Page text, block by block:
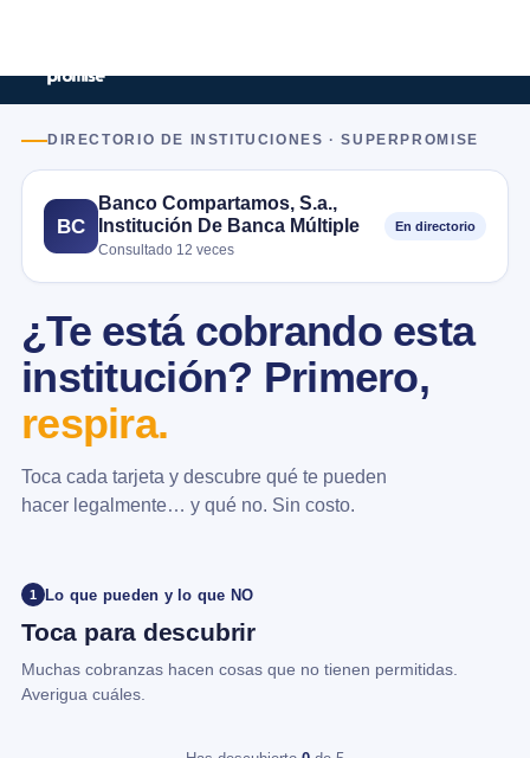
DIRECTORIO DE INSTITUCIONES · SUPERPROMISE
BC
Banco Compartamos, S.a.,
Institución De Banca Múltiple
Consultado 12 veces
En directorio
¿Te está cobrando esta
institución? Primero,
respira.
Toca cada tarjeta y descubre qué te pueden
hacer legalmente… y qué no. Sin costo.
1 Lo que pueden y lo que NO
Toca para descubrir
Muchas cobranzas hacen cosas que no tienen permitidas.
Averigua cuáles.